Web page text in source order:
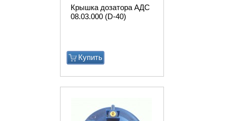
Крышка дозатора АДС
08.03.000 (D-40)
Купить